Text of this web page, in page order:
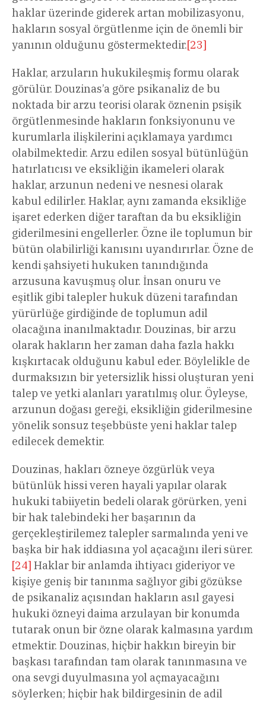
haklar üzerinde giderek artan mobilizasyonu,
hakların sosyal örgütlenme için de önemli bir
yanının olduğunu göstermektedir.[23]
Haklar, arzuların hukukileşmiş formu olarak
görülür. Douzinas’a göre psikanaliz de bu
noktada bir arzu teorisi olarak öznenin psişik
örgütlenmesinde hakların fonksiyonunu ve
kurumlarla ilişkilerini açıklamaya yardımcı
olabilmektedir. Arzu edilen sosyal bütünlüğün
hatırlatıcısı ve eksikliğin ikameleri olarak
haklar, arzunun nedeni ve nesnesi olarak
kabul edilirler. Haklar, aynı zamanda eksikliğe
işaret ederken diğer taraftan da bu eksikliğin
giderilmesini engellerler. Özne ile toplumun bir
bütün olabilirliği kanısını uyandırırlar. Özne de
kendi şahsiyeti hukuken tanındığında
arzusuna kavuşmuş olur. İnsan onuru ve
eşitlik gibi talepler hukuk düzeni tarafından
yürürlüğe girdiğinde de toplumun adil
olacağına inanılmaktadır. Douzinas, bir arzu
olarak hakların her zaman daha fazla hakkı
kışkırtacak olduğunu kabul eder. Böylelikle de
durmaksızın bir yetersizlik hissi oluşturan yeni
talep ve yetki alanları yaratılmış olur. Öyleyse,
arzunun doğası gereği, eksikliğin giderilmesine
yönelik sonsuz teşebbüste yeni haklar talep
edilecek demektir.
Douzinas, hakları özneye özgürlük veya
bütünlük hissi veren hayali yapılar olarak
hukuki tabiiyetin bedeli olarak görürken, yeni
bir hak talebindeki her başarının da
gerçekleştirilemez talepler sarmalında yeni ve
başka bir hak iddiasına yol açacağını ileri sürer.
[24] Haklar bir anlamda ihtiyacı gideriyor ve
kişiye geniş bir tanınma sağlıyor gibi gözükse
de psikanaliz açısından hakların asıl gayesi
hukuki özneyi daima arzulayan bir konumda
tutarak onun bir özne olarak kalmasına yardım
etmektir. Douzinas, hiçbir hakkın bireyin bir
başkası tarafından tam olarak tanınmasına ve
ona sevgi duyulmasına yol açmayacağını
söylerken; hiçbir hak bildirgesinin de adil